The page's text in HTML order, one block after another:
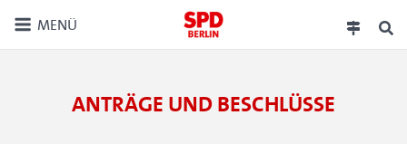
MENÜ
ANTRÄGE UND BESCHLÜSSE